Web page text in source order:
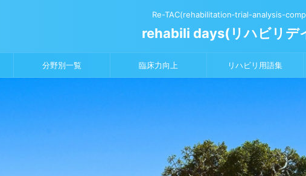
Re-TAC(rehabilitation‐trial-analysis-
rehabili days(リハビリデ
分野別一覧 臨床力向上 リハビリ用語集